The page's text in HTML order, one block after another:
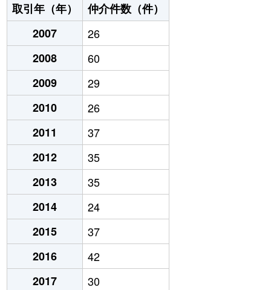
取引年（年）
仲介件数（件）
2007
26
2008
60
2009
29
2010
26
2011
37
2012
35
2013
35
2014
24
2015
37
2016
42
2017
30